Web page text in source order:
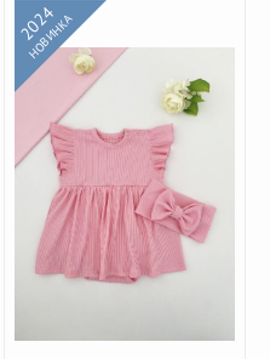
2024
НОВИНКА